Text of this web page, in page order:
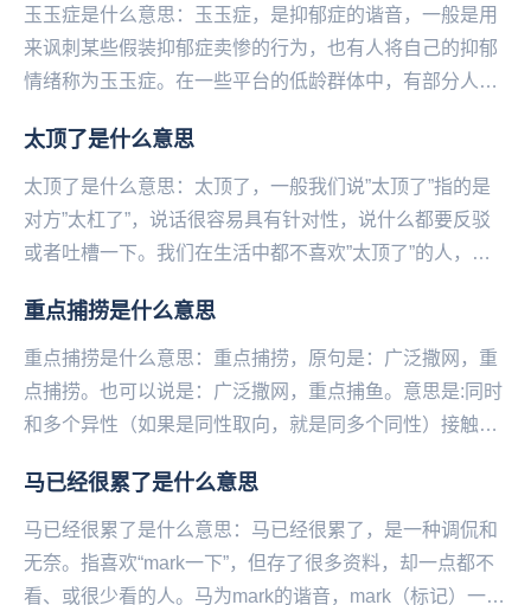
玉玉症是什么意思：玉玉症，是抑郁症的谐音，一般是用
来讽刺某些假装抑郁症卖惨的行为，也有人将自己的抑郁
情绪称为玉玉症。在一些平台的低龄群体中，有部分人喜
信...
太顶了是什么意思
太顶了是什么意思：太顶了，一般我们说”太顶了”指的是
对方”太杠了”，说话很容易具有针对性，说什么都要反驳
或者吐槽一下。我们在生活中都不喜欢”太顶了”的人，因
重点捕捞是什么意思
重点捕捞是什么意思：重点捕捞，原句是：广泛撒网，重
点捕捞。也可以说是：广泛撒网，重点捕鱼。意思是:同时
和多个异性（如果是同性取向，就是同多个同性）接触，
马已经很累了是什么意思
马已经很累了是什么意思：马已经很累了，是一种调侃和
无奈。指喜欢“mark一下”，但存了很多资料，却一点都不
看、或很少看的人。马为mark的谐音，mark（标记）一下